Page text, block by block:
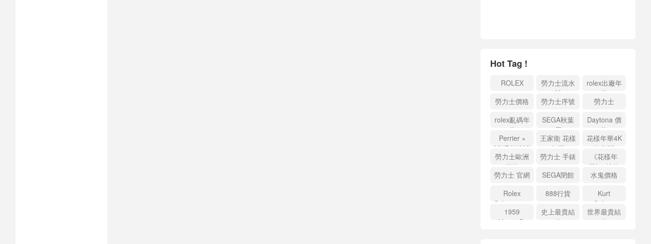
Hot Tag !
ROLEX
勞力士流水
號
rolex出廠年
份
勞力士價格
勞力士序號
勞力士
rolex亂碼年
份
SEGA秋葉
原
Daytona 價
格
Perrier ×
MURAKAMI
王家衛 花樣
年華
花樣年華4K
修復版
勞力士歐洲
價格
勞力士 手錶
《花樣年
華》4K 修
復版
勞力士 官網 SEGA閉館
水鬼價格
Rolex
Submariner
price
888行貨
Kurt
Cobain
1959
Martin D-
史上最貴結
他
世界最貴結
他